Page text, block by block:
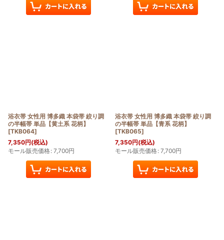
浴衣帯 女性用 博多織 本袋帯 絞り調
の半幅帯 単品【黄土系 花柄】
[TKB064]
7,350円(税込)
モール販売価格: 7,700円
浴衣帯 女性用 博多織 本袋帯 絞り調
の半幅帯 単品【青系 花柄】
[TKB065]
7,350円(税込)
モール販売価格: 7,700円